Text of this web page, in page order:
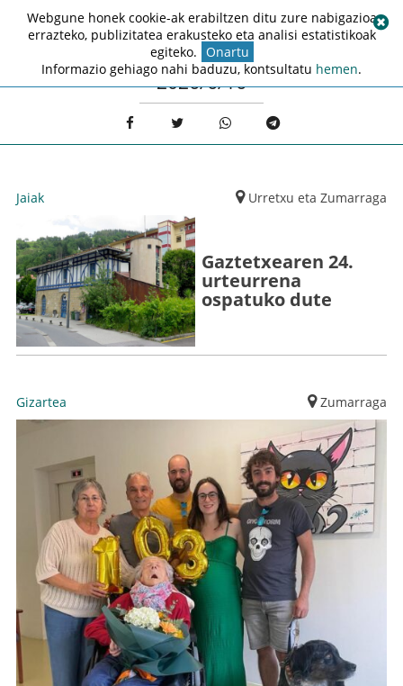
2026/6/16
Jaiak Urretxu eta Zumarraga
Gaztetxearen 24.
urteurrena
ospatuko dute
Gizartea Zumarraga
Webgune honek cookie-ak erabiltzen ditu zure nabigazioa
errazteko, publizitatea erakusteko eta analisi estatistikoak
egiteko. Onartu
Informazio gehiago nahi baduzu, kontsultatu hemen.